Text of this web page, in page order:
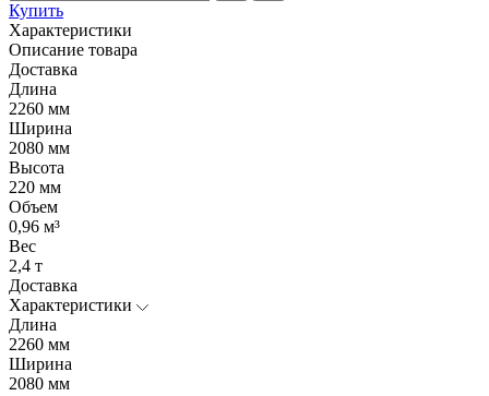
Купить
Характеристики
Описание товара
Доставка
Длина
2260 мм
Ширина
2080 мм
Высота
220 мм
Объем
0,96 м³
Вес
2,4 т
Доставка
Характеристики
Длина
2260 мм
Ширина
2080 мм